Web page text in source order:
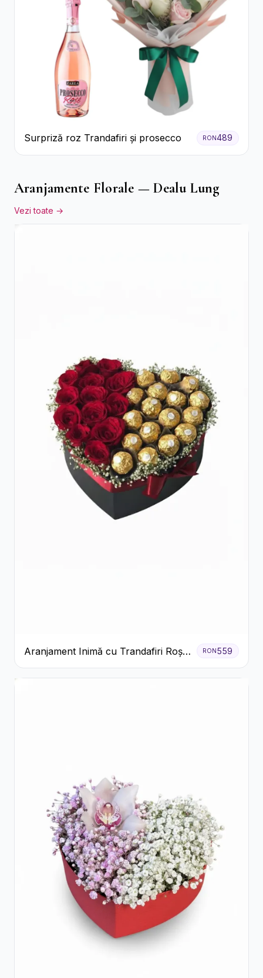
Surpriză roz Trandafiri și prosecco RON489
Aranjamente Florale — Dealu Lung
Vezi toate →
Aranjament Inimă cu Trandafiri Roșii
și Ciocolată Ferrero Rocher
RON 559